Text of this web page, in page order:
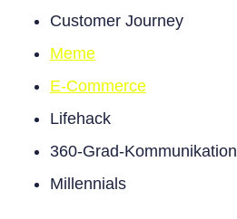
Customer Journey
Meme
E-Commerce
Lifehack
360-Grad-Kommunikation
Millennials